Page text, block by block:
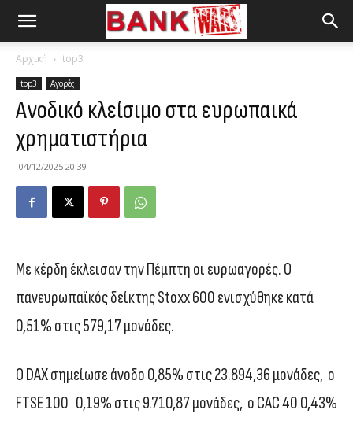
Αρχική top3
top3 Αγορές
Ανοδικό κλείσιμο στα ευρωπαικά
χρηματιστήρια
04/12/2025 20:39
Με κέρδη έκλεισαν την Πέμπτη οι ευρωαγορές. Ο
πανευρωπαϊκός δείκτης Stoxx 600 ενισχύθηκε κατά
0,51% στις 579,17 μονάδες.
Ο DAX σημείωσε άνοδο 0,85% στις 23.894,36 μονάδες, ο
FTSE 100 0,19% στις 9.710,87 μονάδες, ο CAC 40 0,43%